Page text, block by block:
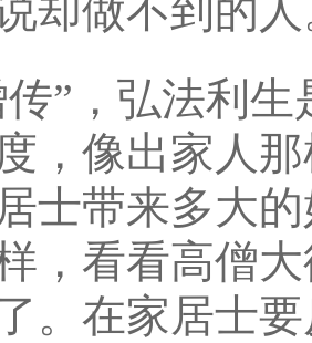
却做不到的
传”，弘法利
，像出家人
士带来多大
，看看高僧
。在家居士